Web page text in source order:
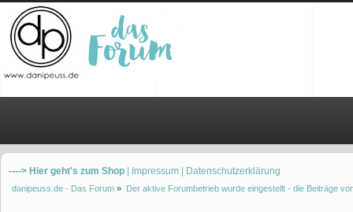
----> Hier geht's zum Shop | Impressum | Datenschutzerklärung
danipeuss.de - Das Forum » Der aktive Forumbetrieb wurde eingestellt - die Beiträge